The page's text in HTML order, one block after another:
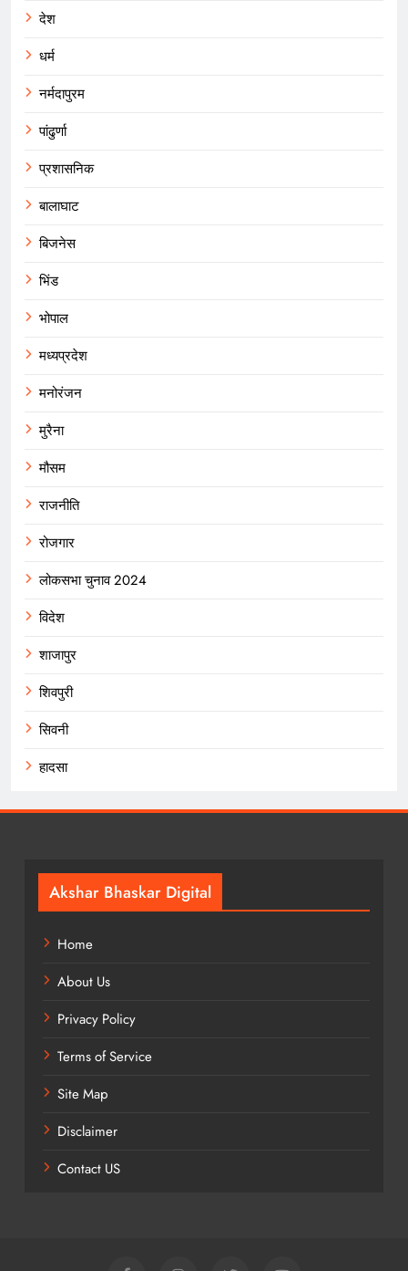
देश
धर्म
नर्मदापुरम
पांढुर्णा
प्रशासनिक
बालाघाट
बिजनेस
भिंड
भोपाल
मध्यप्रदेश
मनोरंजन
मुरैना
मौसम
राजनीति
रोजगार
लोकसभा चुनाव 2024
विदेश
शाजापुर
शिवपुरी
सिवनी
हादसा
Akshar Bhaskar Digital
Home
About Us
Privacy Policy
Terms of Service
Site Map
Disclaimer
Contact US